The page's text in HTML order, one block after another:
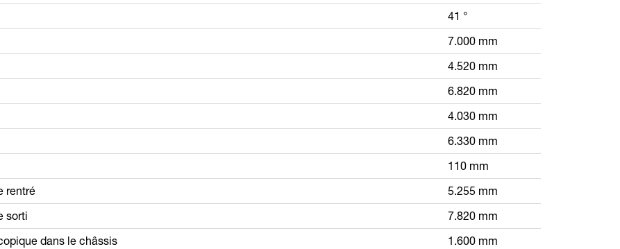
41 °
7.000 mm
4.520 mm
6.820 mm
4.030 mm
6.330 mm
110 mm
rentré 5.255 mm
sorti 7.820 mm
dans le châssis 1.600 mm